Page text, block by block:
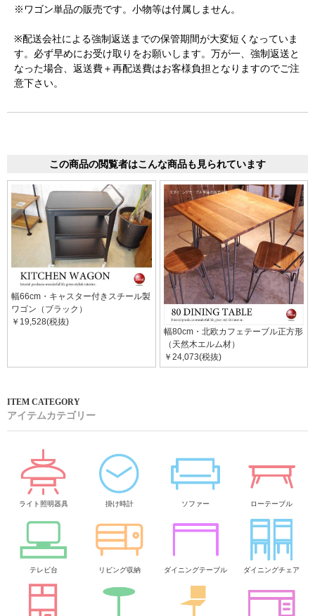
※ワゴン単品の販売です。小物等は付属しません。
※配送会社による強制返送までの保管期間が大変短くなっていま
す。必ず早めにお受け取りをお願いします。万が一、強制返送と
なった場合、返送費＋再配送費はお客様負担となりますのでご注
意下さい。
この商品の閲覧者はこんな商品も見られています
幅66cm・キャスター付きスチール製
ワゴン（ブラック）
￥19,528(税抜)
幅80cm・北欧カフェテーブル正方形
（天然木エルム材）
￥24,073(税抜)
アイテムカテゴリー
ライト照明器具 掛け時計 ソファー ローテーブル
テレビ台 リビング収納 ダイニングテーブル ダイニングチェア